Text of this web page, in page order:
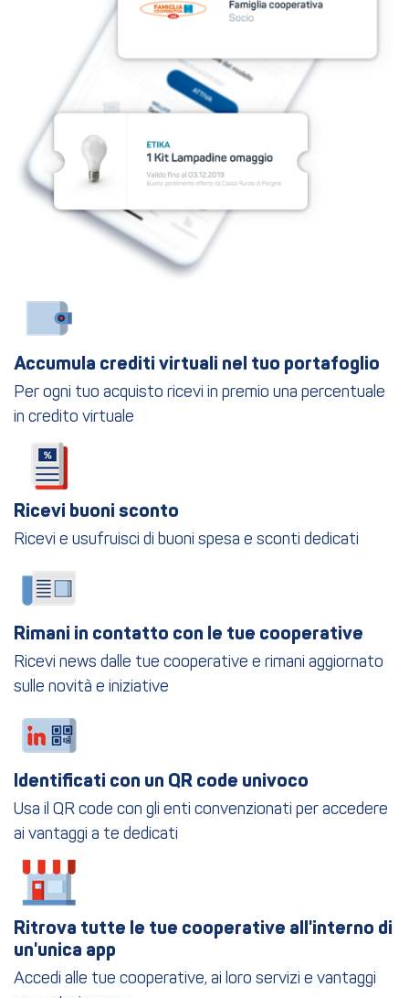
Accumula crediti virtuali nel tuo portafoglio
Per ogni tuo acquisto ricevi in premio una percentuale
in credito virtuale
Ricevi buoni sconto
Ricevi e usufruisci di buoni spesa e sconti dedicati
Rimani in contatto con le tue cooperative
Ricevi news dalle tue cooperative e rimani aggiornato
sulle novità e iniziative
Identificati con un QR code univoco
Usa il QR code con gli enti convenzionati per accedere
ai vantaggi a te dedicati
Ritrova tutte le tue cooperative all'interno di
un'unica app
Accedi alle tue cooperative, ai loro servizi e vantaggi